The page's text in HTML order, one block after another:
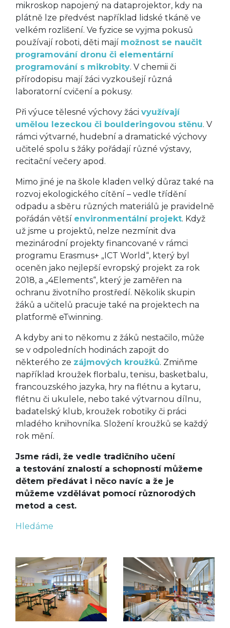
mikroskop napojený na dataprojektor, kdy na
plátně lze předvést například lidské tkáně ve
velkém rozlišení. Ve fyzice se vyjma pokusů
používají roboti, děti mají možnost se naučit
programování dronu či elementární
programování s mikrobity. V chemii či
přírodopisu mají žáci vyzkoušejí různá
laboratorní cvičení a pokusy.
Při výuce tělesné výchovy žáci využívají
umělou lezeckou či boulderingovou stěnu. V
rámci výtvarné, hudební a dramatické výchovy
učitelé spolu s žáky pořádají různé výstavy,
recitační večery apod.
Mimo jiné je na škole kladen velký důraz také na
rozvoj ekologického cítění – vedle třídění
odpadu a sběru různých materiálů je pravidelně
pořádán větší environmentální projekt. Když
už jsme u projektů, nelze nezmínit dva
mezinárodní projekty financované v rámci
programu Erasmus+ „ICT World“, který byl
oceněn jako nejlepší evropský projekt za rok
2018, a „4Elements“, který je zaměřen na
ochranu životního prostředí. Několik skupin
žáků a učitelů pracuje také na projektech na
platformě eTwinning.
A kdyby ani to někomu z žáků nestačilo, může
se v odpoledních hodinách zapojit do
některého ze zájmových kroužků. Zmiňme
například kroužek florbalu, tenisu, basketbalu,
francouzského jazyka, hry na flétnu a kytaru,
flétnu či ukulele, nebo také výtvarnou dílnu,
badatelský klub, kroužek robotiky či práci
mladého knihovníka. Složení kroužků se každý
rok mění.
Jsme rádi, že vedle tradičního učení
a testování znalostí a schopností můžeme
dětem předávat i něco navíc a že je
můžeme vzdělávat pomocí různorodých
metod a cest.
Hledáme